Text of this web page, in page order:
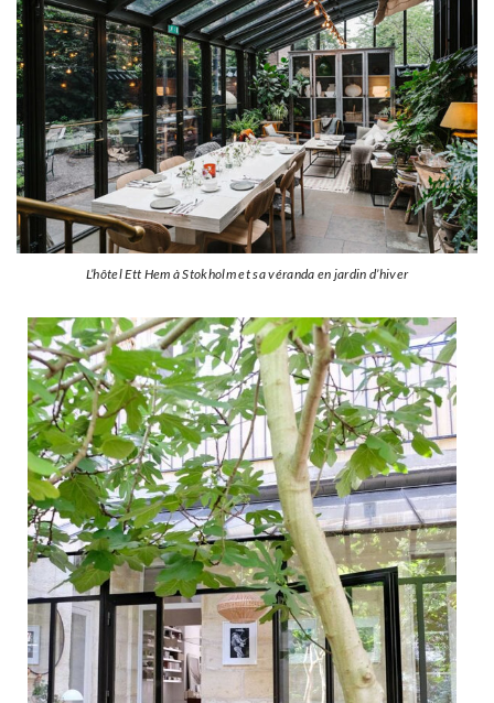
L’hôtel Ett Hem à Stokholm et sa véranda en jardin d’hiver